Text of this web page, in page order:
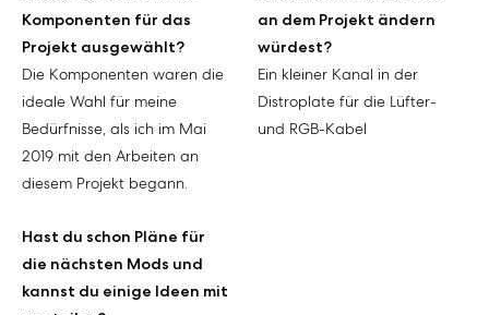
Komponenten für das
Projekt ausgewählt?
Die Komponenten waren die
ideale Wahl für meine
Bedürfnisse, als ich im Mai
2019 mit den Arbeiten an
diesem Projekt begann.
an dem Projekt ändern
würdest?
Ein kleiner Kanal in der
Distroplate für die Lüfter-
und RGB-Kabel
Hast du schon Pläne für
die nächsten Mods und
kannst du einige Ideen mit